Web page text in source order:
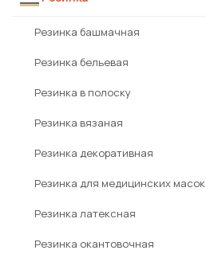
Резинка башмачная
Резинка бельевая
Резинка в полоску
Резинка вязаная
Резинка декоративная
Резинка для медицинских масок
Резинка латексная
Резинка окантовочная